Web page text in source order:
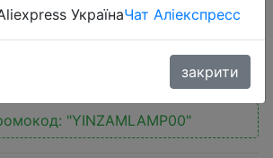
$2.96
"YINZAMLAMP00"
УкраїнаЧат Аліекспресс
закрити